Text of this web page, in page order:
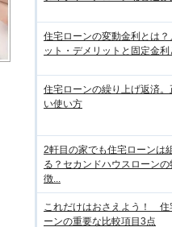
住宅ローンの変動金利とは？
ット・デメリットと固定金利
住宅ローンの繰り上げ返済。
い使い方
2軒目の家でも住宅ローンは
る？セカンドハウスローンの
徴...
これだけはおさえよう！ 住
ーンの重要な比較項目3点